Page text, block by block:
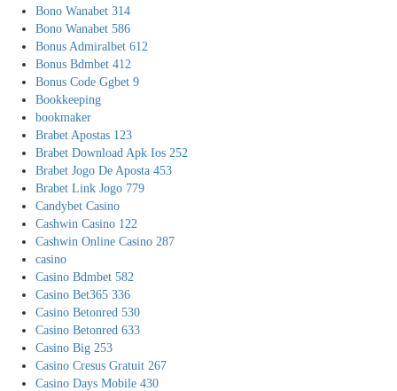
Bono Wanabet 314
Bono Wanabet 586
Bonus Admiralbet 612
Bonus Bdmbet 412
Bonus Code Ggbet 9
Bookkeeping
bookmaker
Brabet Apostas 123
Brabet Download Apk Ios 252
Brabet Jogo De Aposta 453
Brabet Link Jogo 779
Candybet Casino
Cashwin Casino 122
Cashwin Online Casino 287
casino
Casino Bdmbet 582
Casino Bet365 336
Casino Betonred 530
Casino Betonred 633
Casino Big 253
Casino Cresus Gratuit 267
Casino Days Mobile 430